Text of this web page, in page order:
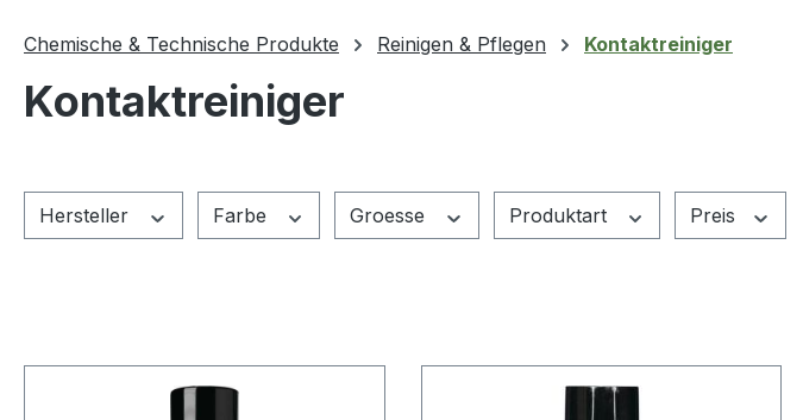
Chemische & Technische Produkte Reinigen & Pflegen Kontaktreiniger
Kontaktreiniger
Hersteller Farbe Groesse Produktart Preis